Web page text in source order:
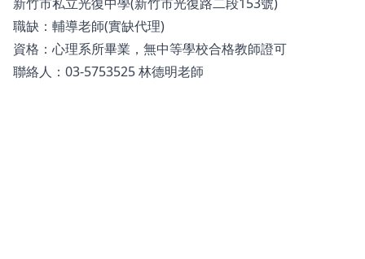
職缺：輔導老師(實缺代理)
資格：心理系所畢業，無中等學校合格教師證可
聯絡人：03-5753525 林德明老師